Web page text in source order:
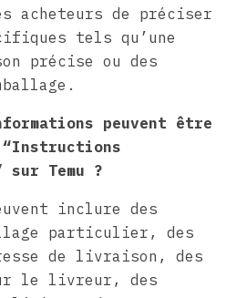
acheteurs de préciser
tels qu’une
précise ou des
peuvent être
sur Temu ?
inclure des
particulier, des
de livraison, des
le livreur, des